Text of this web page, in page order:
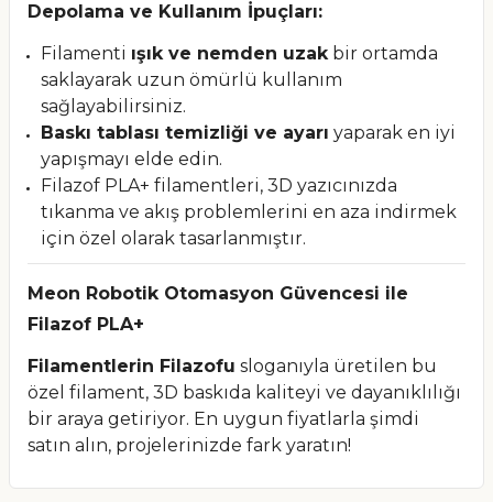
Depolama ve Kullanım İpuçları:
Filamenti ışık ve nemden uzakbir ortamda
saklayarak uzun ömürlü kullanım
sağlayabilirsiniz.
Baskı tablası temizliği ve ayarı yaparak en iyi
yapışmayı elde edin.
Filazof PLA+ filamentleri, 3D yazıcınızda
tıkanma ve akış problemlerini en aza indirmek
için özel olarak tasarlanmıştır.
Meon Robotik Otomasyon Güvencesi ile
Filazof PLA+
Filamentlerin Filazofu sloganıyla üretilen bu
özel filament, 3D baskıda kaliteyi ve dayanıklılığı
bir araya getiriyor. En uygun fiyatlarla şimdi
satın alın, projelerinizde fark yaratın!